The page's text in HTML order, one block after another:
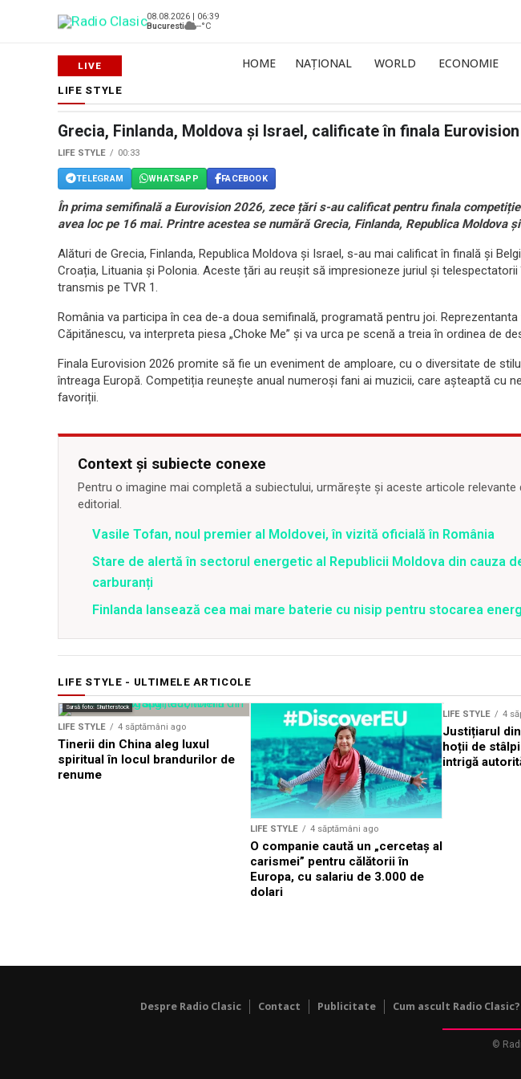
08.08.2026 | 06:39
Bucuresti
--°C
HOME NAȚIONAL WORLD ECONOMIE
LIFE STYLE
Grecia, Finlanda, Moldova și Israel, calificate în finala
LIFE STYLE 00:33
TELEGRAM WHATSAPP FACEBOOK
În prima semifinală a Eurovision 2026, zece țări s-au calificat pentru finala
avea loc pe 16 mai. Printre acestea se numără Grecia, Finlanda, Republica Moldova
Alături de Grecia, Finlanda, Republica Moldova și Israel, s-au mai calificat în finală și
Croația, Lituania și Polonia. Aceste țări au reușit să impresioneze juriul și
transmis pe TVR 1.
România va participa în cea de-a doua semifinală, programată pentru joi. Reprezentanta
Căpitănescu, va interpreta piesa „Choke Me” și va urca pe scenă a treia în ordinea de
Finala Eurovision 2026 promite să fie un eveniment de amploare, cu o diversitate de
întreaga Europă. Competiția reunește anual numeroși fani ai muzicii, care așteaptă cu
favoriții.
Context și subiecte conexe
Pentru o imagine mai completă a subiectului, urmărește și aceste articole relevante
editorial.
Vasile Tofan, noul premier al Moldovei, în vizită oficială în România
Stare de alertă în sectorul energetic al Republicii Moldova din cauza
carburanți
Finlanda lansează cea mai mare baterie cu nisip pentru stocarea
LIFE STYLE - ULTIMELE ARTICOLE
Sursă foto: Shutterstock
LIFE STYLE 4 săptămâni ago
Tinerii din China aleg luxul
spiritual în locul brandurilor de
renume
LIFE STYLE 4 săptămâni ago
O companie caută un „cercetaș al
carismei” pentru călătorii în
Europa, cu salariu de 3.000 de
dolari
LIFE STYLE 4
Justițiarul
hoții de
intrigă
Despre Radio Clasic Contact Publicitate Cum ascult Radio Clasic?
©